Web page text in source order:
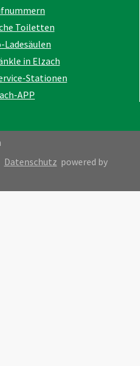
Toiletten
in Elzach
Stationen
APP
Datenschutz powered by